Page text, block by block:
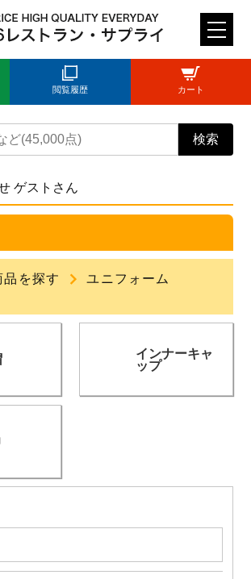
M
E
U
検索
閲覧履歴 カート
ゲストさん
品を探す
ユニフォーム
インナーキャ
ップ